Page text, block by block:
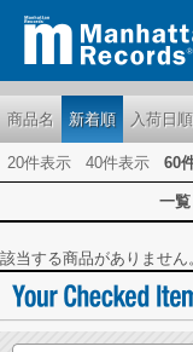
商品名 新着順 入荷日順
20件表示 40件表示 60
一覧
該当する商品がありません